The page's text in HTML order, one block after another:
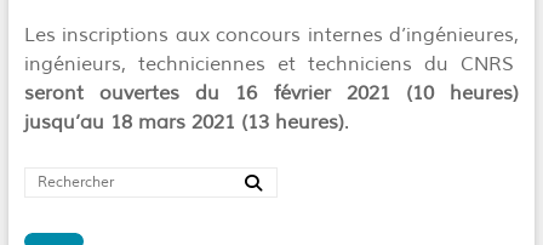
Les inscriptions aux concours internes d’ingénieures,
ingénieurs, techniciennes et techniciens du CNRS
seront ouvertes du 16 février 2021
(10 heures)
jusqu’au 18 mars 2021 (13 heures).